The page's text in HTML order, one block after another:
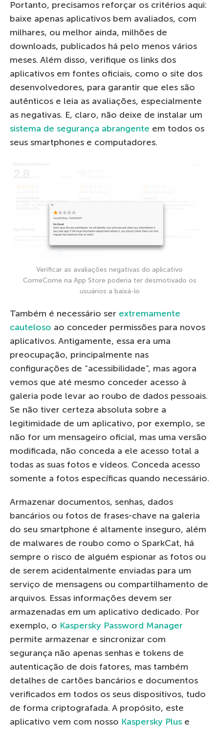
Portanto, precisamos reforçar os critérios aqui:
baixe apenas aplicativos bem avaliados, com
milhares, ou melhor ainda, milhões de
downloads, publicados há pelo menos vários
meses. Além disso, verifique os links dos
aplicativos em fontes oficiais, como o site dos
desenvolvedores, para garantir que eles são
autênticos e leia as avaliações, especialmente
as negativas. E, claro, não deixe de instalar um
sistema de segurança abrangente em todos os
seus smartphones e computadores.
Verificar as avaliações negativas do aplicativo
ComeCome na App Store poderia ter desmotivado os
usuários a baixá-lo
Também é necessário ser extremamente
cauteloso ao conceder permissões para novos
aplicativos. Antigamente, essa era uma
preocupação, principalmente nas
configurações de “acessibilidade”, mas agora
vemos que até mesmo conceder acesso à
galeria pode levar ao roubo de dados pessoais.
Se não tiver certeza absoluta sobre a
legitimidade de um aplicativo, por exemplo, se
não for um mensageiro oficial, mas uma versão
modificada, não conceda a ele acesso total a
todas as suas fotos e vídeos. Conceda acesso
somente a fotos específicas quando necessário.
Armazenar documentos, senhas, dados
bancários ou fotos de frases-chave na galeria
do seu smartphone é altamente inseguro, além
de malwares de roubo como o SparkCat, há
sempre o risco de alguém espionar as fotos ou
de serem acidentalmente enviadas para um
serviço de mensagens ou compartilhamento de
arquivos. Essas informações devem ser
armazenadas em um aplicativo dedicado. Por
exemplo, o Kaspersky Password Manager
permite armazenar e sincronizar com
segurança não apenas senhas e tokens de
autenticação de dois fatores, mas também
detalhes de cartões bancários e documentos
verificados em todos os seus dispositivos, tudo
de forma criptografada. A propósito, este
aplicativo vem com nosso Kaspersky Plus e